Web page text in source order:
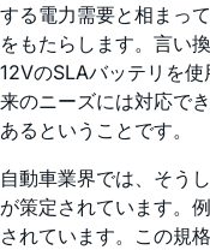
する電力需要と相まっ
をもたらします。言い
12VのSLAバッテリを
来のニーズには対応で
あるということです。
自動車業界では、そう
が策定されています。
されています。この規